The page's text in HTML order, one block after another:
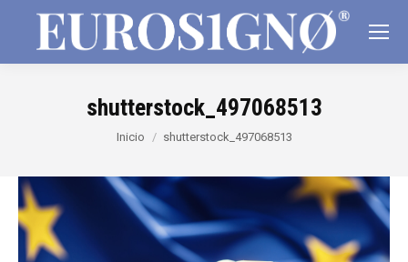
shutterstock_497068513
Estás aquí:
Inicio shutterstock_497068513